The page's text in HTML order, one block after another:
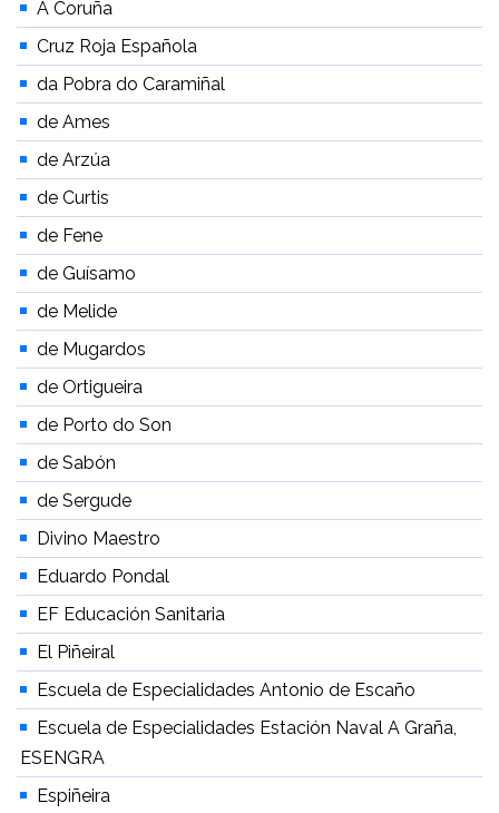
A Coruña
Cruz Roja Española
da Pobra do Caramiñal
de Ames
de Arzúa
de Curtis
de Fene
de Guísamo
de Melide
de Mugardos
de Ortigueira
de Porto do Son
de Sabón
de Sergude
Divino Maestro
Eduardo Pondal
EF Educación Sanitaria
El Piñeiral
Escuela de Especialidades Antonio de Escaño
Escuela de Especialidades Estación Naval A Graña,
ESENGRA
Espiñeira